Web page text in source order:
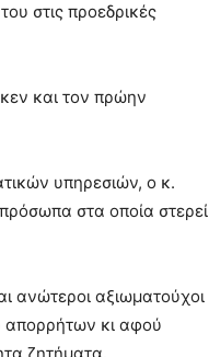
στις προεδρικές
και τον πρώην
υπηρεσιών, ο κ.
στα οποία στερεί
ανώτεροι αξιωματούχοι
απορρήτων κι αφού